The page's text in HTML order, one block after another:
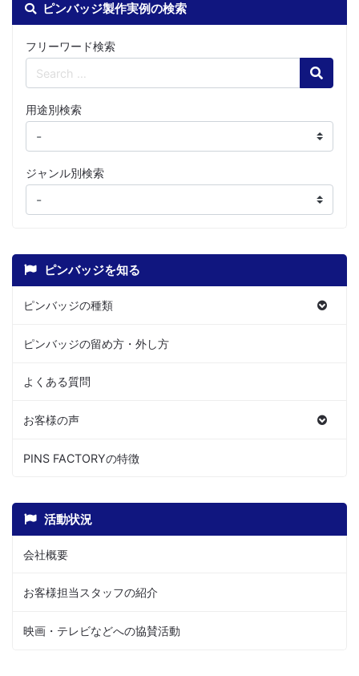
ピンバッジ製作実例の検索
フリーワード検索
Search
用途別検索
ジャンル別検索
ピンバッジを知る
ピンバッジの種類
ピンバッジの留め方・外し方
よくある質問
お客様の声
PINS FACTORYの特徴
活動状況
会社概要
お客様担当スタッフの紹介
映画・テレビなどへの協賛活動